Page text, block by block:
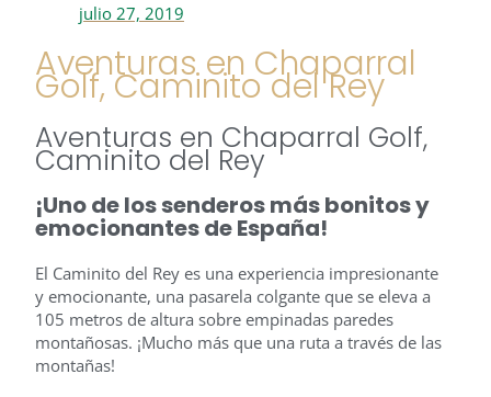
julio 27, 2019
Aventuras en Chaparral
Golf, Caminito del Rey
Aventuras en Chaparral Golf,
Caminito del Rey
¡Uno de los senderos más bonitos y
emocionantes de España!
El Caminito del Rey es una experiencia impresionante
y emocionante, una pasarela colgante que se eleva a
105 metros de altura sobre empinadas paredes
montañosas. ¡Mucho más que una ruta a través de las
montañas!